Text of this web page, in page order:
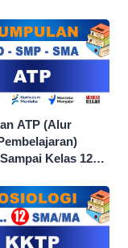
ATP (Alur
Kelas 12